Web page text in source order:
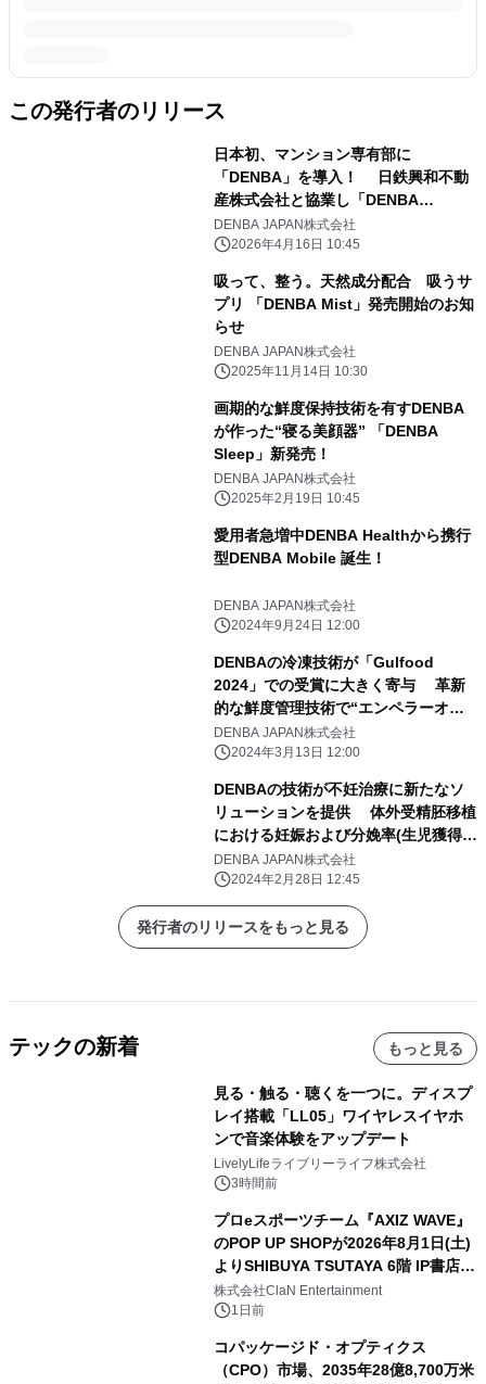
この発行者のリリース
日本初、マンション専有部に
「DENBA」を導入！ 日鉄興和不動
産株式会社と協業し「DENBA
Health」を マンション専有部向けに
開発、「リビオメゾン湯島」に導入
DENBA JAPAN株式会社
2026年4月16日 10:45
吸って、整う。天然成分配合 吸うサ
プリ 「DENBA Mist」発売開始のお知
らせ
DENBA JAPAN株式会社
2025年11月14日 10:30
画期的な鮮度保持技術を有すDENBA
が作った“寝る美顔器” 「DENBA
Sleep」新発売！
DENBA JAPAN株式会社
2025年2月19日 10:45
愛用者急増中DENBA Healthから携行
型DENBA Mobile 誕生！
DENBA JAPAN株式会社
2024年9月24日 12:00
DENBAの冷凍技術が「Gulfood
2024」での受賞に大きく寄与 革新
的な鮮度管理技術で“エンペラーオイ
スター”が 冷凍／冷蔵部門ベストアワ
ード獲得！
DENBA JAPAN株式会社
2024年3月13日 12:00
DENBAの技術が不妊治療に新たなソ
リューションを提供 体外受精胚移植
における妊娠および分娩率(生児獲得
率)が大幅向上
DENBA JAPAN株式会社
2024年2月28日 12:45
発行者のリリースをもっと見る
テックの新着 もっと見る
見る・触る・聴くを一つに。ディスプ
レイ搭載「LL05」ワイヤレスイヤホ
ンで音楽体験をアップデート
LivelyLifeライブリーライフ株式会社
3時間前
プロeスポーツチーム『AXIZ WAVE』
のPOP UP SHOPが2026年8月1日(土)
よりSHIBUYA TSUTAYA 6階 IP書店で
開催決定！！
株式会社ClaN Entertainment
1日前
コパッケージド・オプティクス
（CPO）市場、2035年28億8,700万米